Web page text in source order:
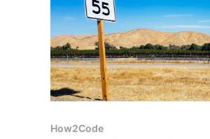
How2Code